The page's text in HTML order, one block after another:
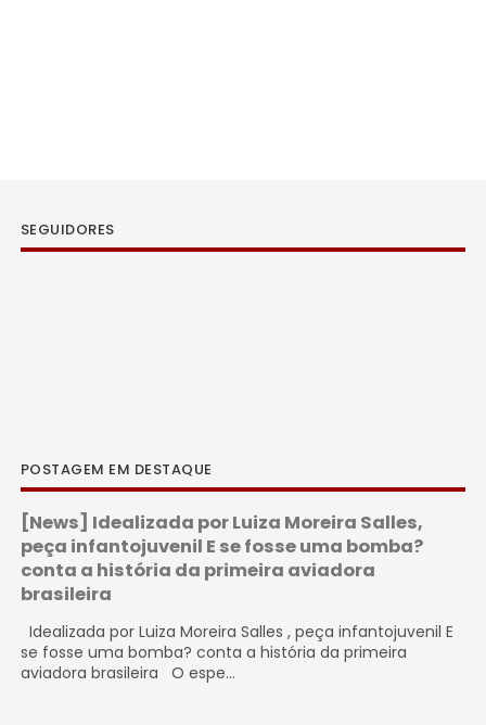
SEGUIDORES
POSTAGEM EM DESTAQUE
[News] Idealizada por Luiza Moreira Salles,
peça infantojuvenil E se fosse uma bomba?
conta a história da primeira aviadora
brasileira
Idealizada por Luiza Moreira Salles , peça infantojuvenil E
se fosse uma bomba? conta a história da primeira
aviadora brasileira O espe...